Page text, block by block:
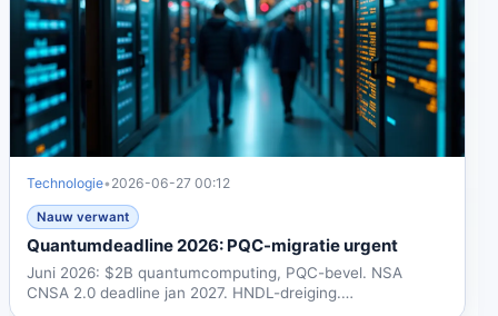
Technologie• 2026-06-27 00:12
Nauw verwant
Quantumdeadline 2026: PQC-migratie urgent
Juni 2026: $2B quantumcomputing, PQC-bevel. NSA
CNSA 2.0 deadline jan 2027. HNDL-dreiging.